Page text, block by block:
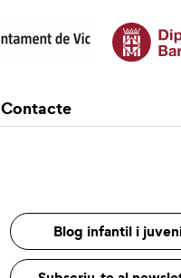
Contacte
Blog infantil i